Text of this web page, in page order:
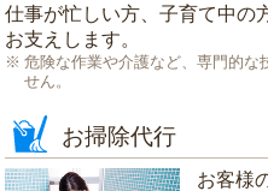
仕事が忙しい方、子育て中の
お支えします。
危険な作業や介護など、専門的な
せん。
お掃除代行
お客様